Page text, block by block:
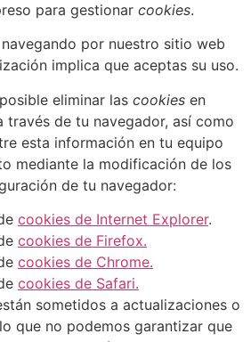
para gestionar cookies.
por nuestro sitio web
implica que aceptas su uso.
eliminar las cookies en
través de tu navegador, así como
esta información en tu equipo
mediante la modificación de los
de tu navegador:
cookies de Internet Explorer.
cookies de Firefox.
cookies de Chrome.
cookies de Safari.
sometidos a actualizaciones o
que no podemos garantizar que